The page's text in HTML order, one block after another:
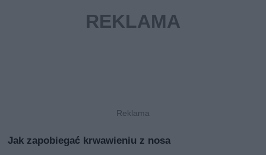
Jak zapobiegać krwawieniu z nosa